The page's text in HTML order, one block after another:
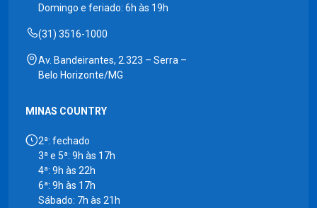
Domingo e feriado: 6h às 19h
(31) 3516-1000
Av. Bandeirantes, 2.323 – Serra –
Belo Horizonte/MG
MINAS COUNTRY
2ª: fechado
3ª e 5ª: 9h às 17h
4ª: 9h às 22h
6ª: 9h às 17h
Sábado: 7h às 21h